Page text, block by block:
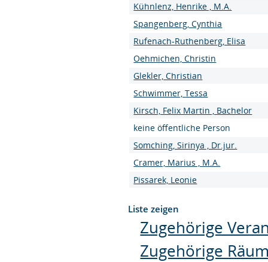
Kühnlenz, Henrike , M.A.
Spangenberg, Cynthia
Rufenach-Ruthenberg, Elisa
Oehmichen, Christin
Glekler, Christian
Schwimmer, Tessa
Kirsch, Felix Martin , Bachelor
keine öffentliche Person
Somching, Sirinya , Dr.jur.
Cramer, Marius , M.A.
Pissarek, Leonie
Liste zeigen
Zugehörige
Zugehörige